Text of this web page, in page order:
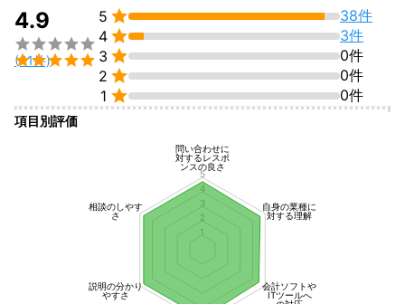
4.9


(41件)
5 
38件
4 
3件
3 
0件
2 
0件
1  0件
項目別評価
問い合わせに
対するレスポ
ンスの良さ
自身の業種に
対する理解
会計ソフトや
ITツールへ
説明の分かり
やすさ
相談のしやす
さ
1
2
3
4
5